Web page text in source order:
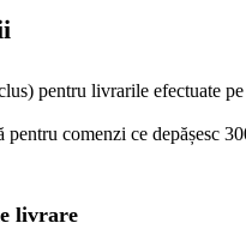
pentru livrarile efectuate
pentru comenzi ce depășesc
livrare